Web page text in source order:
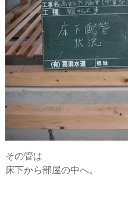
その管は
床下から部屋の中へ。